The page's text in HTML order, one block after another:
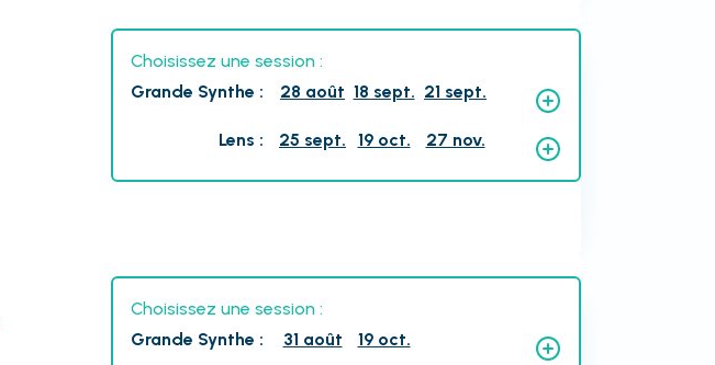
Choisissez une session :
Grande Synthe : 28 août 18 sept. 21 sept.
Lens : 25 sept. 19 oct. 27 nov.
Choisissez une session :
Grande Synthe : 31 août 19 oct.